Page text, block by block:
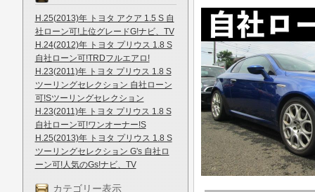
H.25(2013)年 トヨタ アクア 1.5 S 自
社ローン可!上位グレードG!ナビ、TV
H.24(2012)年 トヨタ プリウス 1.8 S
自社ローン可!TRDフルエアロ!
H.23(2011)年 トヨタ プリウス 1.8 S
ツーリングセレクション 自社ローン
可!Sツーリングセレクション
H.23(2011)年 トヨタ プリウス 1.8 S
自社ローン可!ワンオーナー!S
H.25(2013)年 トヨタ プリウス 1.8 S
ツーリングセレクション G's 自社ロ
ーン可!人気のGs!ナビ、TV
カテゴリー表示